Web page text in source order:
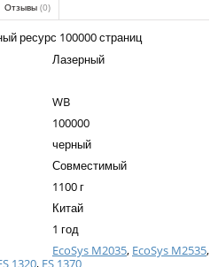
Отзывы (0)
ресурс 100000 страниц
Лазерный
WB
100000
черный
Совместимый
1100 г
Китай
1 год
EcoSys M2035, EcoSys M2535,
1320, FS 1370